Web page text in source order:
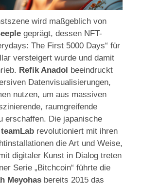
wird maßgeblich von
geprägt, dessen NFT-
The First 5000 Days“ für
versteigert wurde und damit
Refik Anadol beeindruckt
Datenvisualisierungen,
nutzen, um aus massiven
raumgreifende
erschaffen. Die japanische
teamLab revolutioniert mit ihren
die Art und Weise,
digitaler Kunst in Dialog treten
Serie „Bitchcoin“ führte die
Meyohas bereits 2015 das